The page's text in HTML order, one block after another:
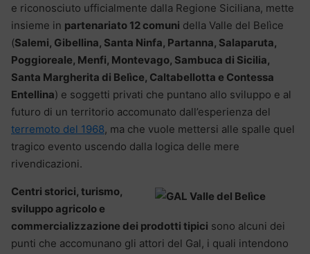
e riconosciuto ufficialmente dalla Regione Siciliana, mette
insieme in partenariato 12 comuni della Valle del Belìce
(Salemi, Gibellina, Santa Ninfa, Partanna, Salaparuta,
Poggioreale, Menfi, Montevago, Sambuca di Sicilia,
Santa Margherita di Belìce, Caltabellotta e Contessa
Entellina) e soggetti privati che puntano allo sviluppo e al
futuro di un territorio accomunato dall’esperienza del
terremoto del 1968, ma che vuole mettersi alle spalle quel
tragico evento uscendo dalla logica delle mere
rivendicazioni.
Centri storici, turismo,
sviluppo agricolo e
commercializzazione dei prodotti tipici sono alcuni dei
punti che accomunano gli attori del Gal, i quali intendono